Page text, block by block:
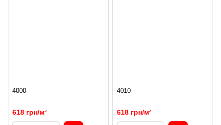
4000
618 грн/м²
4010
618 грн/м²